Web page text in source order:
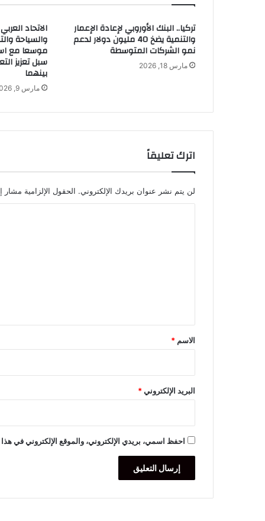
تركيا.. البنك الأوروبي لإعادة الإعمار
والتنمية يضخ 40 مليون دولار لدعم
نمو الشركات المتوسطة
مارس 18, 2026
الاتحاد
والسياحة
موسعا مع
سبل تعزيز
بينهما
مارس 9, 2026
اترك تعليقاً
لن يتم نشر عنوان بريدك الإلكتروني. الحقول الإلزامية مشار
*
الاسم *
البريد الإلكتروني*
احفظ اسمي، بريدي الإلكتروني، والموقع الإلكتروني في